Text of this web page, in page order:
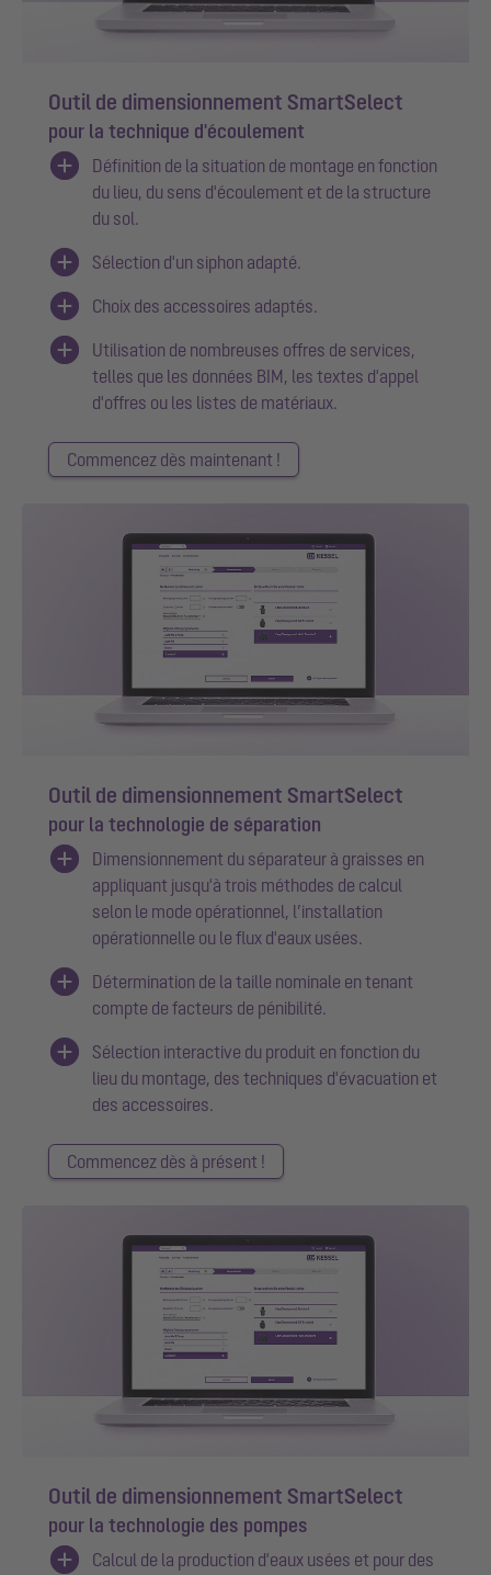
Outil de dimensionnement SmartSelect
pour la technique d'écoulement
Définition de la situation de montage en fonction
du lieu, du sens d'écoulement et de la structure
du sol.
Sélection d'un siphon adapté.
Choix des accessoires adaptés.
Utilisation de nombreuses offres de services,
telles que les données BIM, les textes d'appel
d'offres ou les listes de matériaux.
Commencez dès maintenant !
Outil de dimensionnement SmartSelect
pour la technologie de séparation
Dimensionnement du séparateur à graisses en
appliquant jusqu'à trois méthodes de calcul
selon le mode opérationnel, l’installation
opérationnelle ou le flux d'eaux usées.
Détermination de la taille nominale en tenant
compte de facteurs de pénibilité.
Sélection interactive du produit en fonction du
lieu du montage, des techniques d'évacuation et
des accessoires.
Commencez dès à présent !
Outil de dimensionnement SmartSelect
pour la technologie des pompes
Calcul de la production d'eaux usées et pour des